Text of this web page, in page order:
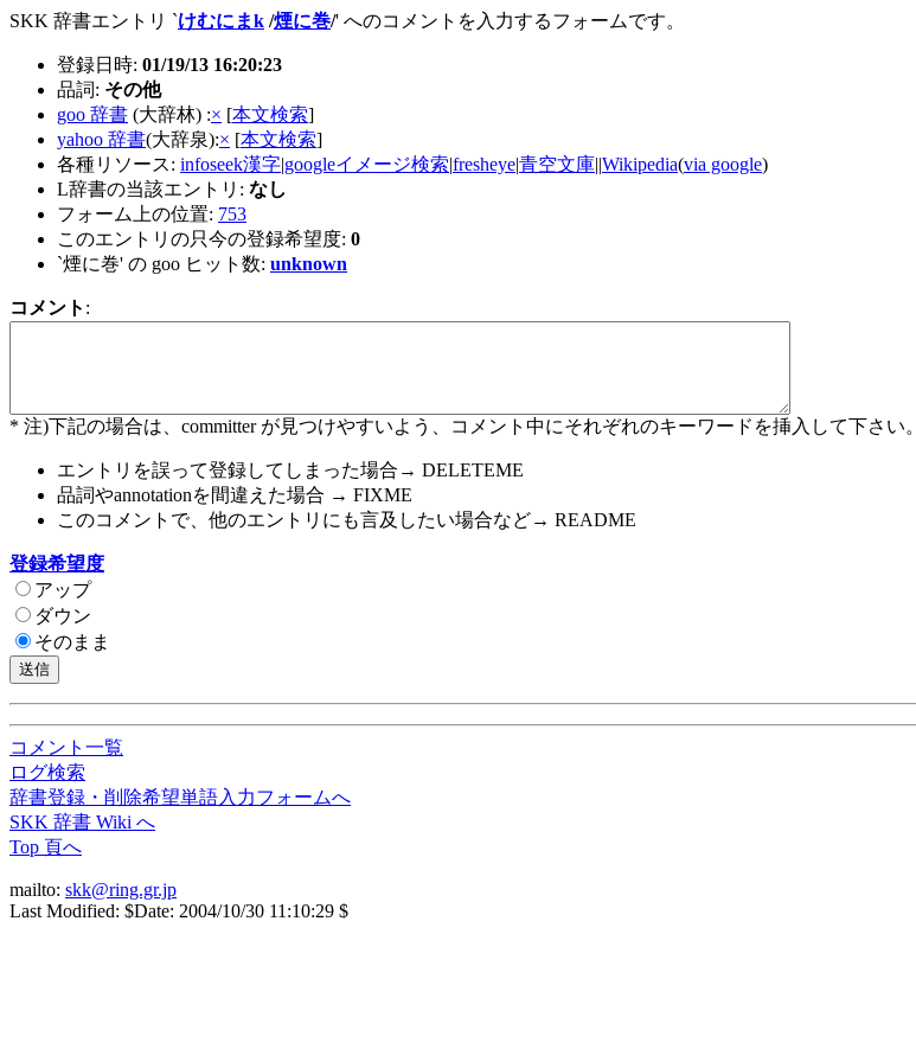
SKK 辞書エントリ `けむにまk /煙に巻/' へのコメントを入力するフォームです。
登録日時: 01/19/13 16:20:23
品詞: その他
goo 辞書 (大辞林) :× [本文検索]
yahoo 辞書(大辞泉):× [本文検索]
各種リソース: infoseek漢字|googleイメージ検索|fresheye|青空文庫||Wikipedia(via google)
L辞書の当該エントリ: なし
フォーム上の位置: 753
このエントリの只今の登録希望度: 0
`煙に巻' の goo ヒット数: unknown
コメント :
* 注)下記の場合は、committer が見つけやすいよう、コメント中にそれぞれのキーワードを挿入して下さい。
エントリを誤って登録してしまった場合→ DELETEME
品詞やannotationを間違えた場合 → FIXME
このコメントで、他のエントリにも言及したい場合など→ README
登録希望度
アップ
ダウン
そのまま
コメント一覧
ログ検索
辞書登録・削除希望単語入力フォームへ
SKK 辞書 Wiki へ
Top 頁へ
mailto: skk@ring.gr.jp
Last Modified: $Date: 2004/10/30 11:10:29 $